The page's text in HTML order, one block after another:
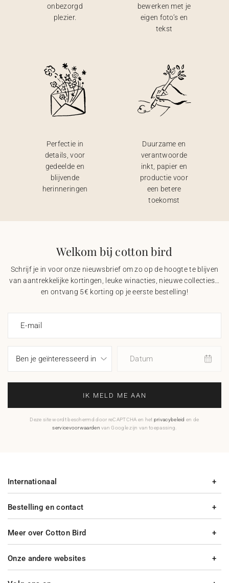
onbezorgd
plezier.
bewerken met je
eigen foto’s en
tekst
Perfectie in
details, voor
gedeelde en
blijvende
herinneringen
Duurzame en
verantwoorde
inkt, papier en
productie voor
een betere
toekomst
Welkom bij cotton bird
Schrijf je in voor onze nieuwsbrief om zo op de hoogte te blijven
van aantrekkelijke kortingen, leuke winacties, nieuwe collecties…
en ontvang 5€ korting op je eerste bestelling!
E-mail
Datum
IK MELD ME AAN
Deze site wordt beschermd door reCAPTCHA en het privacybeleid en de
servicevoorwaarden van Google zijn van toepassing.
Bestelling en contact
Meer over Cotton Bird
Internationaal
Onze andere websites